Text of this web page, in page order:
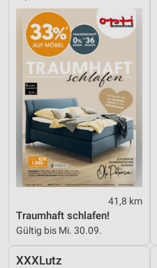
41,8 km
Traumhaft schlafen!
Gültig bis Mi. 30.09.
XXXLutz